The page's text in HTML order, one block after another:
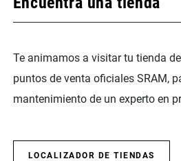
Te animamos a visitar tu tienda
puntos de venta oficiales SRAM,
mantenimiento de un experto en
LOCALIZADOR DE TIENDAS